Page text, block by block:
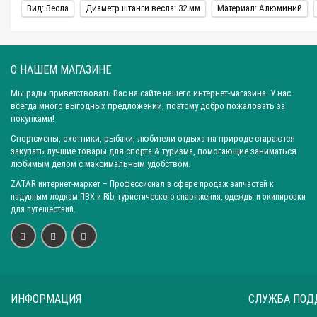
- разновидность рукоятки, которая может быть разборной или
Весла алюминиевые разборные купить вы можете прямо сейчас,
Закажите
Похожее предложение в этой категории "Весло разборное 1800
От 250р. Отправляем СДЭК, Почтой, Яндекс.Доставка, Авито,
Доставим в любую точку России.
Тюмень; Тольятти; Ижевск; Барнаул; Иркутск; Хабаровск;
Вид: Весла Диаметр штанги весла: 32 мм Материал: Алюминий
О НАШЕМ МАГАЗИНЕ
Мы рады приветствовать Вас на сайте нашего интернет-магазина. У нас
всегда много выгодных предложений, поэтому добро пожаловать за
покупками!
Спортсмены, охотники, рыбаки, любители отдыха на природе стараются
закупать лучшие товары для спорта & туризма, помогающие заниматься
любимым делом с максимальным удобством.
ZATAR интернет-маркет – Профессионал в сфере продаж запчастей к
надувным лодкам ПВХ и Rib, туристического снаряжения, одежды и экипировки
для путешествий.
ИНФОРМАЦИЯ СЛУЖБА